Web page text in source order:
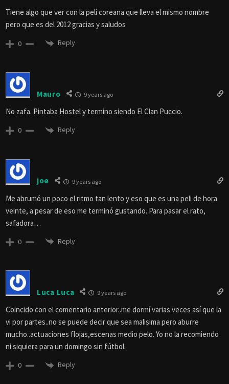
Tiene algo que ver con la peli coreana que lleva el mismo nombre
pero que es del 2012 gracias y saludos
0 Reply
Mauro 9 years ago
No zafa. Pintaba Hostel y termino siendo El Clan Puccio.
0 Reply
joe 9 years ago
Me abrumó un poco el ritmo tan lento y eso que es una peli de hora
veinte, a pesar de eso me terminó gustando. Para pasar el rato,
safadora…
0 Reply
Luca Luca 9 years ago
Coincido con el comentario anterior..me dormí varias veces así que la
vi por partes..no se puede decir que sea malisima pero aburre
mucho..actuaciones flojas,escenas medio pelo. Yo no la recomiendo
ni siquiera para un domingo sin fútbol.
0 Reply